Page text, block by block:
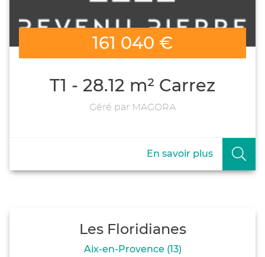
161 040 €
T1 - 28.12 m² Carrez
Géré par MAGORA
En savoir plus
Les Floridianes
Aix-en-Provence (13)